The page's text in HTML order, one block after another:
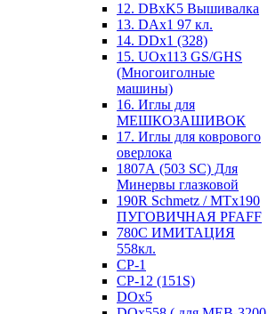
12. DBxK5 Вышивалка
13. DAx1 97 кл.
14. DDx1 (328)
15. UOx113 GS/GHS
(Многоиголные
машины)
16. Иглы для
МЕШКОЗАШИВОК
17. Иглы для коврового
оверлока
1807А (503 SC) Для
Минервы глазковой
190R Schmetz / MTx190
ПУГОВИЧНАЯ PFAFF
780С ИМИТАЦИЯ
558кл.
CP-1
CP-12 (151S)
DOx5